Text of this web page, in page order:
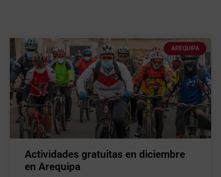
AREQUIPA
Actividades gratuitas en diciembre
en Arequipa